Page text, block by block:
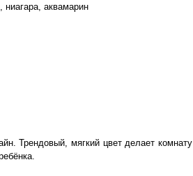
аквамарин
Трендовый, мягкий цвет делает комнату